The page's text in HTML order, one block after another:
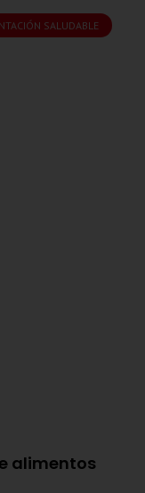
SALUDABLE
alimentos